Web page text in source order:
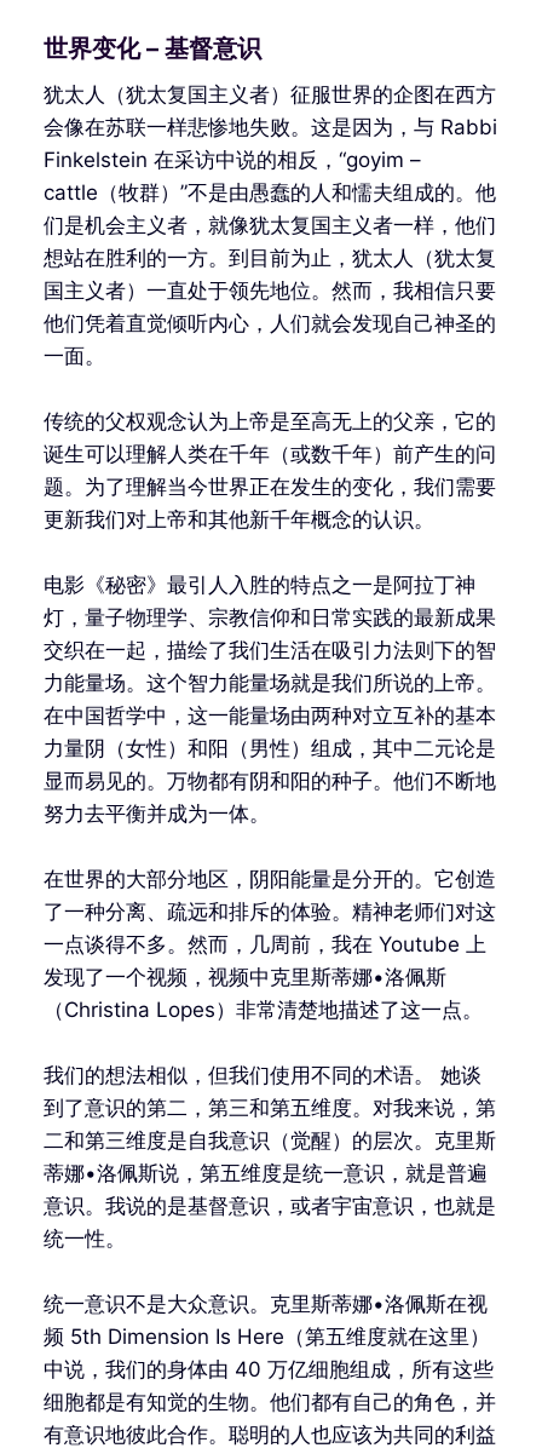
世界变化 – 基督意识
犹太人（犹太复国主义者）征服世界的企图在西方
会像在苏联一样悲惨地失败。这是因为，与 Rabbi
Finkelstein 在采访中说的相反，“goyim –
cattle（牧群）”不是由愚蠢的人和懦夫组成的。他
们是机会主义者，就像犹太复国主义者一样，他们
想站在胜利的一方。到目前为止，犹太人（犹太复
国主义者）一直处于领先地位。然而，我相信只要
他们凭着直觉倾听内心，人们就会发现自己神圣的
一面。
传统的父权观念认为上帝是至高无上的父亲，它的
诞生可以理解人类在千年（或数千年）前产生的问
题。为了理解当今世界正在发生的变化，我们需要
更新我们对上帝和其他新千年概念的认识。
电影《秘密》最引人入胜的特点之一是阿拉丁神
灯，量子物理学、宗教信仰和日常实践的最新成果
交织在一起，描绘了我们生活在吸引力法则下的智
力能量场。这个智力能量场就是我们所说的上帝。
在中国哲学中，这一能量场由两种对立互补的基本
力量阴（女性）和阳（男性）组成，其中二元论是
显而易见的。万物都有阴和阳的种子。他们不断地
努力去平衡并成为一体。
在世界的大部分地区，阴阳能量是分开的。它创造
了一种分离、疏远和排斥的体验。精神老师们对这
一点谈得不多。然而，几周前，我在 Youtube 上
发现了一个视频，视频中克里斯蒂娜•洛佩斯
（Christina Lopes）非常清楚地描述了这一点。
我们的想法相似，但我们使用不同的术语。 她谈
到了意识的第二，第三和第五维度。对我来说，第
二和第三维度是自我意识（觉醒）的层次。克里斯
蒂娜•洛佩斯说，第五维度是统一意识，就是普遍
意识。我说的是基督意识，或者宇宙意识，也就是
统一性。
统一意识不是大众意识。克里斯蒂娜•洛佩斯在视
频 5th Dimension Is Here（第五维度就在这里）
中说，我们的身体由 40 万亿细胞组成，所有这些
细胞都是有知觉的生物。他们都有自己的角色，并
有意识地彼此合作。聪明的人也应该为共同的利益